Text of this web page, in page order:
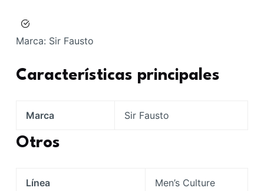
Marca: Sir Fausto
Características principales
Marca Sir Fausto
Otros
Línea Men’s Culture